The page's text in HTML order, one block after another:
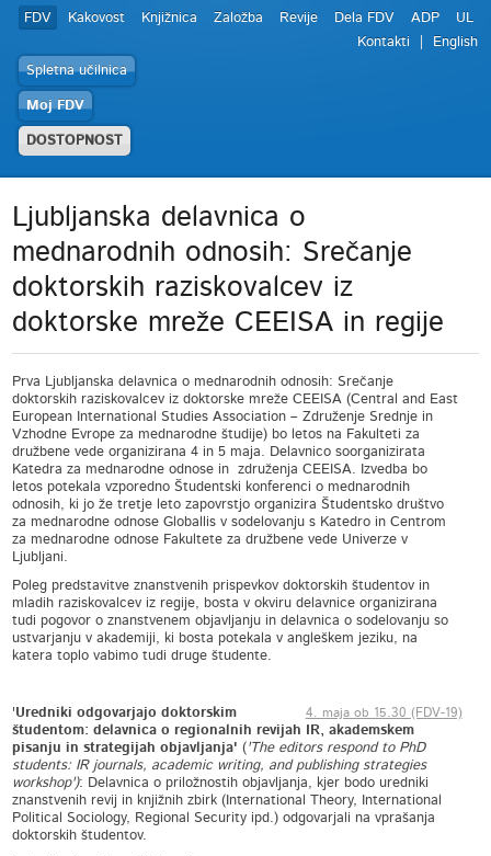
FDV Kakovost Knjižnica Založba Revije Dela FDV ADP
UL
Kontakti
English
Spletna učilnica
Moj FDV
DOSTOPNOST
Ljubljanska delavnica o
mednarodnih odnosih: Srečanje
doktorskih raziskovalcev iz
doktorske mreže CEEISA in regije
Prva Ljubljanska delavnica o mednarodnih odnosih: Srečanje
doktorskih raziskovalcev iz doktorske mreže CEEISA (Central and East
European International Studies Association – Združenje Srednje in
Vzhodne Evrope za mednarodne študije) bo letos na Fakulteti za
družbene vede organizirana 4 in 5 maja. Delavnico soorganizirata
Katedra za mednarodne odnose in združenja CEEISA. Izvedba bo
letos potekala vzporedno Študentski konferenci o mednarodnih
odnosih, ki jo že tretje leto zapovrstjo organizira Študentsko društvo
za mednarodne odnose Globallis v sodelovanju s Katedro in Centrom
za mednarodne odnose Fakultete za družbene vede Univerze v
Ljubljani.
Poleg predstavitve znanstvenih prispevkov doktorskih študentov in
mladih raziskovalcev iz regije, bosta v okviru delavnice organizirana
tudi pogovor o znanstvenem objavljanju in delavnica o sodelovanju so
ustvarjanju v akademiji, ki bosta potekala v angleškem jeziku, na
katera toplo vabimo tudi druge študente.
4. maja ob 15.30 (FDV-19)
'Uredniki odgovarjajo doktorskim
študentom: delavnica o regionalnih revijah IR, akademskem
pisanju in strategijah objavljanja' ('The editors respond to PhD
students: IR journals, academic writing, and publishing strategies
workshop'): Delavnica o priložnostih objavljanja, kjer bodo uredniki
znanstvenih revij in knjižnih zbirk (International Theory, International
Political Sociology, Regional Security ipd.) odgovarjali na vprašanja
doktorskih študentov.